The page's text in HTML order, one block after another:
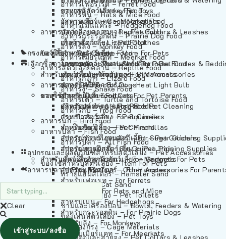
อาหารเฟอร์เร็ต – Ferret Food
อาหารหนู – Rats & Mice Food
อาหารเม่นแคระ – Hedgehog Food
อาหารกระรอกดิน – Prairie Dog Food
อาหารลิง – Monkey Food
อาหารเมียร์แคท – Meerkat Food
อาหารสัตว์เลี้อยคลาน – Reptile Food
อาหารกิ้งก่า – Lizard Food
อาหารงู – Snake Food
อาหารเต่า – Turtle and Tortoise Food
อาหารกบ – Frog Food
อาหารนก – Bird Food
อาหารปลา – Fish Food
อาหารปลา – All Fish Food
อุปกรณและผลิตภัณฑ์สำหรับสัตว์เลี้ยง – Pet Accessories
ของใช้สำหรับสัตว์เลี้ยง – Item For Pets
ทรายแฮมสเตอร์ – Hamster Sand
ทรายแมว – Cat Sand
ห้องน้ำสัตว์เลี้ยง – Pet Toilets
ชามและเครื่องป้อน – Bowls, Feeders & Watering
ของเล่นสัตว์เลี้ยง – Pet Toys
วัสดุรองกรง – Cage Materials
อาหารลิง – Monkey Food
อาหารเมียร์แคท – Meerkat Food
อาหารสัตว์เลี้อยคลาน – Reptile Food
อาหารกิ้งก่า – Lizard Food
อาหารงู – Snake Food
อาหารเต่า – Turtle and Tortoise Food
อาหารกบ – Frog Food
อาหารนก – Bird Food
อาหารปลา – Fish Food
อาหารปลา – All Fish Food
ของเล่นสัตว์เลี้ยง – Pet Toys
วัสดุรองกรง – Cage Materials
ปลอกคอและสายจูง – Pet Collars & Leashes
เสื้อผ้าสัตว์เลี้ยง – Pet Clothes
ของใช้สำหรับสัตว์เลี้ยง – More For Pets
โดมนอนและที่นอนสัตว์เลี้ยง – Pet Crates &
ของประดับสำหรับนก – Bird Accessories
หลอดไฟให้ความร้อน – Heat Light Bulb
ของใช้สำหรับผู้เลี้ยง – Items For Pet Parents
ผลิตภัณฑ์ทำความสะอาด – Pet Cleaning
กระเป๋าสัตว์เลี้ยง – Pet Carriers
รถเข็นสัตว์เลี้ยง – Pet Prams
อุปกรณ์ตัดแต่งขนสัตว์เลี้ยง – Pet Grooming
อุปกรณ์การฝึกสัตว์เลี้ยง – Pet Training Supplies
แก็ดเจ็ตสำหรับสัตว์เลี้ยง – Gadgets For Pets
อุปกรณ์เสริมอื่นๆ – Other Accessories For
กรงสัตว์เลี้ยง – Pet Cages
เลือกซื้อตามหมวดสัตว์เลี้ยง – Shop By Pet
สำหรับสัตว์เลี้ยงลูกด้วยนม – For Mammals
สำหรับสุนัข – For Dogs
สำหรับแมว – For Cats
สำหรับกระต่าย – For Rabbits
สำหรับกระรอก – For Squirrels
สำหรับชินชิล่า – For Chinchillas
สำหรับชูการ์ไกลเดอร์ – For Sugar Gliders
สำหรับหนูแกสบี้ – For Guinea Pigs
สำหรับสัตว์เลี้ยงลูกด้วยนม – For Mammals
สำหรับแฮมสเตอร์ – For Hamsters
สำหรับเฟอเรท – For Ferrets
สำหรับหนู – For Rats and Mice
สำหรับเม่น – For Hedgehogs
สำหรับกระรอกดิน – For Prairie Dogs
สำหรับลิง – For Monkeys
สำหรับเมียร์แคท – For Meerkats
อาหารปลา – Fish Food
Clear
เข้าสู่ระบบ/ลงชื่อ